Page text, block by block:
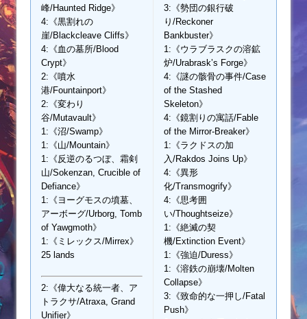
峰/Haunted Ridge》
4:《黒割れの
崖/Blackcleave Cliffs》
4:《血の墓所/Blood
Crypt》
2:《噴水
港/Fountainport》
2:《変わり
谷/Mutavault》
1:《沼/Swamp》
1:《山/Mountain》
1:《反逆のるつぼ、霜剣
山/Sokenzan, Crucible of
Defiance》
1:《ヨーグモスの墳墓、
アーボーグ/Urborg, Tomb
of Yawgmoth》
1:《ミレックス/Mirrex》
25 lands
2:《偉大なる統一者、ア
トラクサ/Atraxa, Grand
Unifier》
3:《勢団の銀行破
り/Reckoner
Bankbuster》
1:《ウラブラスクの溶鉱
炉/Urabrask’s Forge》
4:《謎の骸骨の事件/Case
of the Stashed
Skeleton》
4:《鏡割りの寓話/Fable
of the Mirror-Breaker》
1:《ラクドスの加
入/Rakdos Joins Up》
4:《異形
化/Transmogrify》
4:《思考囲
い/Thoughtseize》
1:《絶滅の契
機/Extinction Event》
1:《強迫/Duress》
1:《溶鉄の崩壊/Molten
Collapse》
3:《致命的な一押し/Fatal
Push》